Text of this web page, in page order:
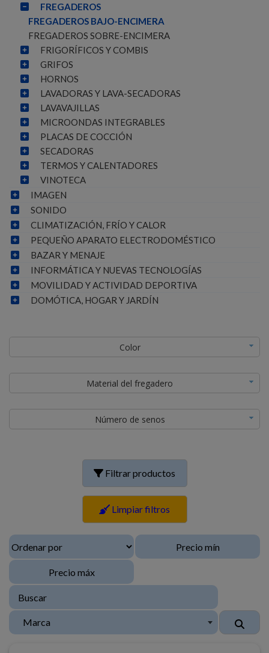
FREGADEROS
FREGADEROS BAJO-ENCIMERA
FREGADEROS SOBRE-ENCIMERA
FRIGORÍFICOS Y COMBIS
GRIFOS
HORNOS
LAVADORAS Y LAVA-SECADORAS
LAVAVAJILLAS
MICROONDAS INTEGRABLES
PLACAS DE COCCIÓN
SECADORAS
TERMOS Y CALENTADORES
VINOTECA
IMAGEN
SONIDO
CLIMATIZACIÓN, FRÍO Y CALOR
PEQUEÑO APARATO ELECTRODOMÉSTICO
BAZAR Y MENAJE
INFORMÁTICA Y NUEVAS TECNOLOGÍAS
MOVILIDAD Y ACTIVIDAD DEPORTIVA
DOMÓTICA, HOGAR Y JARDÍN
Color
Material del fregadero
Número de senos
Filtrar productos
Limpiar filtros
Marca